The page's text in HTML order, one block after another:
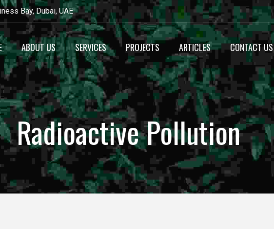
Bay, Dubai, UAE
ABOUT US SERVICES
Recyecling
Waste Management
Maintenance
Alternative Fuel
Production
Heavy Equipment
PROJECTS ARTICLES CONTACT US
Radioactive Pollution